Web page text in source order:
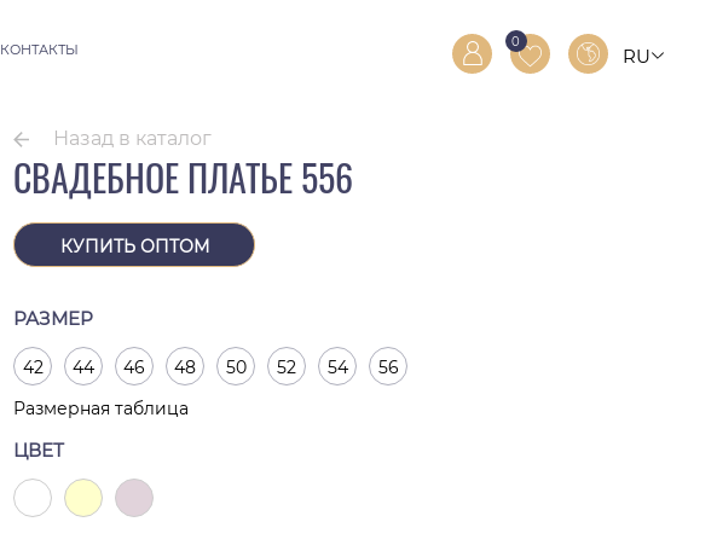
КОНТАКТЫ 0
RU
Назад в каталог
СВАДЕБНОЕ ПЛАТЬЕ 556
КУПИТЬ ОПТОМ
РАЗМЕР
42 44 46 48 50 52 54
56
Размерная таблица
ЦВЕТ